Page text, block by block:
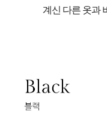
계신 다른 옷과